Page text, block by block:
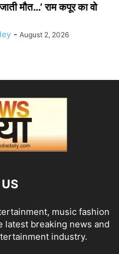
मौत…’ राम कपूर का वो
- August 2, 2026
music fashion
latest breaking news and
industry.